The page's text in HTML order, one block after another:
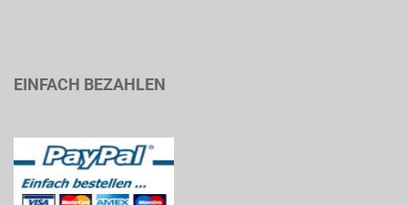
EINFACH BEZAHLEN